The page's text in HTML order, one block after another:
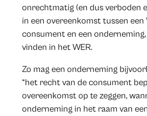
onrechtmatig (en dus verboden
in een overeenkomst tussen een
consument en een
vinden in het WER.
Zo mag een onderneming
“het recht van de consument
overeenkomst op te zeggen,
onderneming in het raam van